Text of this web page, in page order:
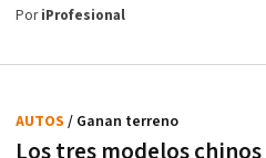
PoriProfesional
Los tres modelos
AUTOS / Ganan terreno